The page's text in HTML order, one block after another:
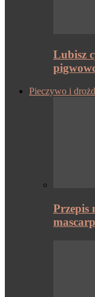
Lubisz
Pieczywo i
Przepis